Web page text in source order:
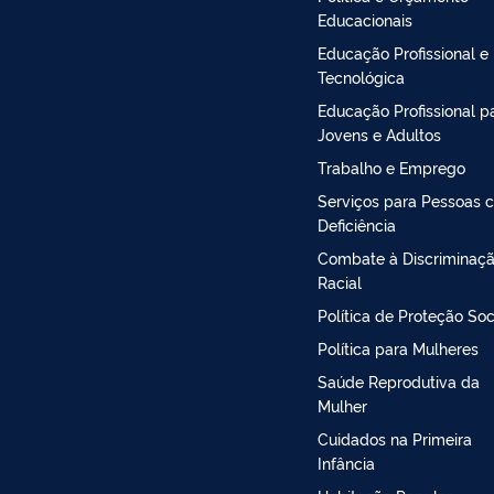
Educacionais
Educação Profissional e
Tecnológica
Educação Profissional
Jovens e Adultos
Trabalho e Emprego
Serviços para Pessoas
Deficiência
Combate à
Racial
Política de Proteção
Política para Mulheres
Saúde Reprodutiva da
Mulher
Cuidados na Primeira
Infância